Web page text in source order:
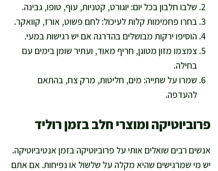
שלבו חלבון בכל יום: יוגורט, קטניות, עוף, טופו, גבינה.
בחרו פחמימות קלות לעיכול: לחם פשוט, אורז, קוואקר.
הוסיפו ירקות מבושלים בהדרגה אם יש רגישות במעי.
צמצמו מזון מטוגן, חריף מאוד, ועתיר שומן בימים עם
בחילה.
שמרו על שתייה: מים, חליטות, מרק צח, בהתאם
להעדפה.
פרוביוטיקה ומוצרי חלב בזמן רוליד
אנשים רבים שואלים אותי על פרוביוטיקה בזמן אנטיביוטיקה.
יש מי שמרגישים שהיא מקלה על שלשול או נפיחות. אם אתם